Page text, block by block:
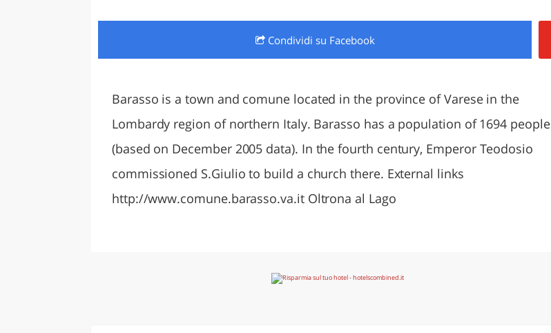
LAZIO SARDEGNA
Condividi su Facebook
Barasso is a town and comune located in the province of Varese in the
Lombardy region of northern Italy. Barasso has a population of 1694 people
(based on December 2005 data). In the fourth century, Emperor Teodosio
commissioned S.Giulio to build a church there. External links
http://www.comune.barasso.va.it Oltrona al Lago